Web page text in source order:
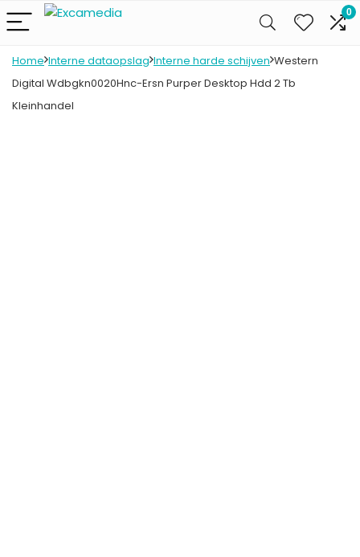
0
Home Interne dataopslag Interne harde schijven Western
Digital Wdbgkn0020Hnc-Ersn Purper Desktop Hdd 2 Tb
Kleinhandel